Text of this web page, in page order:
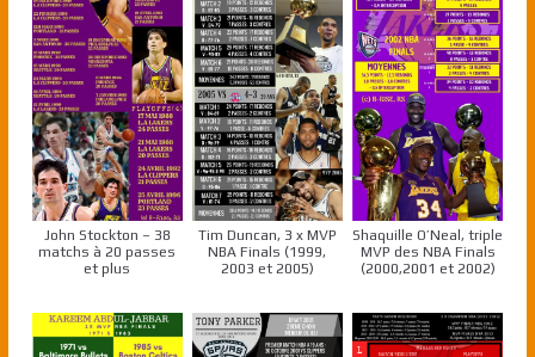
John Stockton – 38
matchs à 20 passes
et plus
Tim Duncan, 3 x MVP
NBA Finals (1999,
2003 et 2005)
Shaquille O’Neal, triple
MVP des NBA Finals
(2000,2001 et 2002)